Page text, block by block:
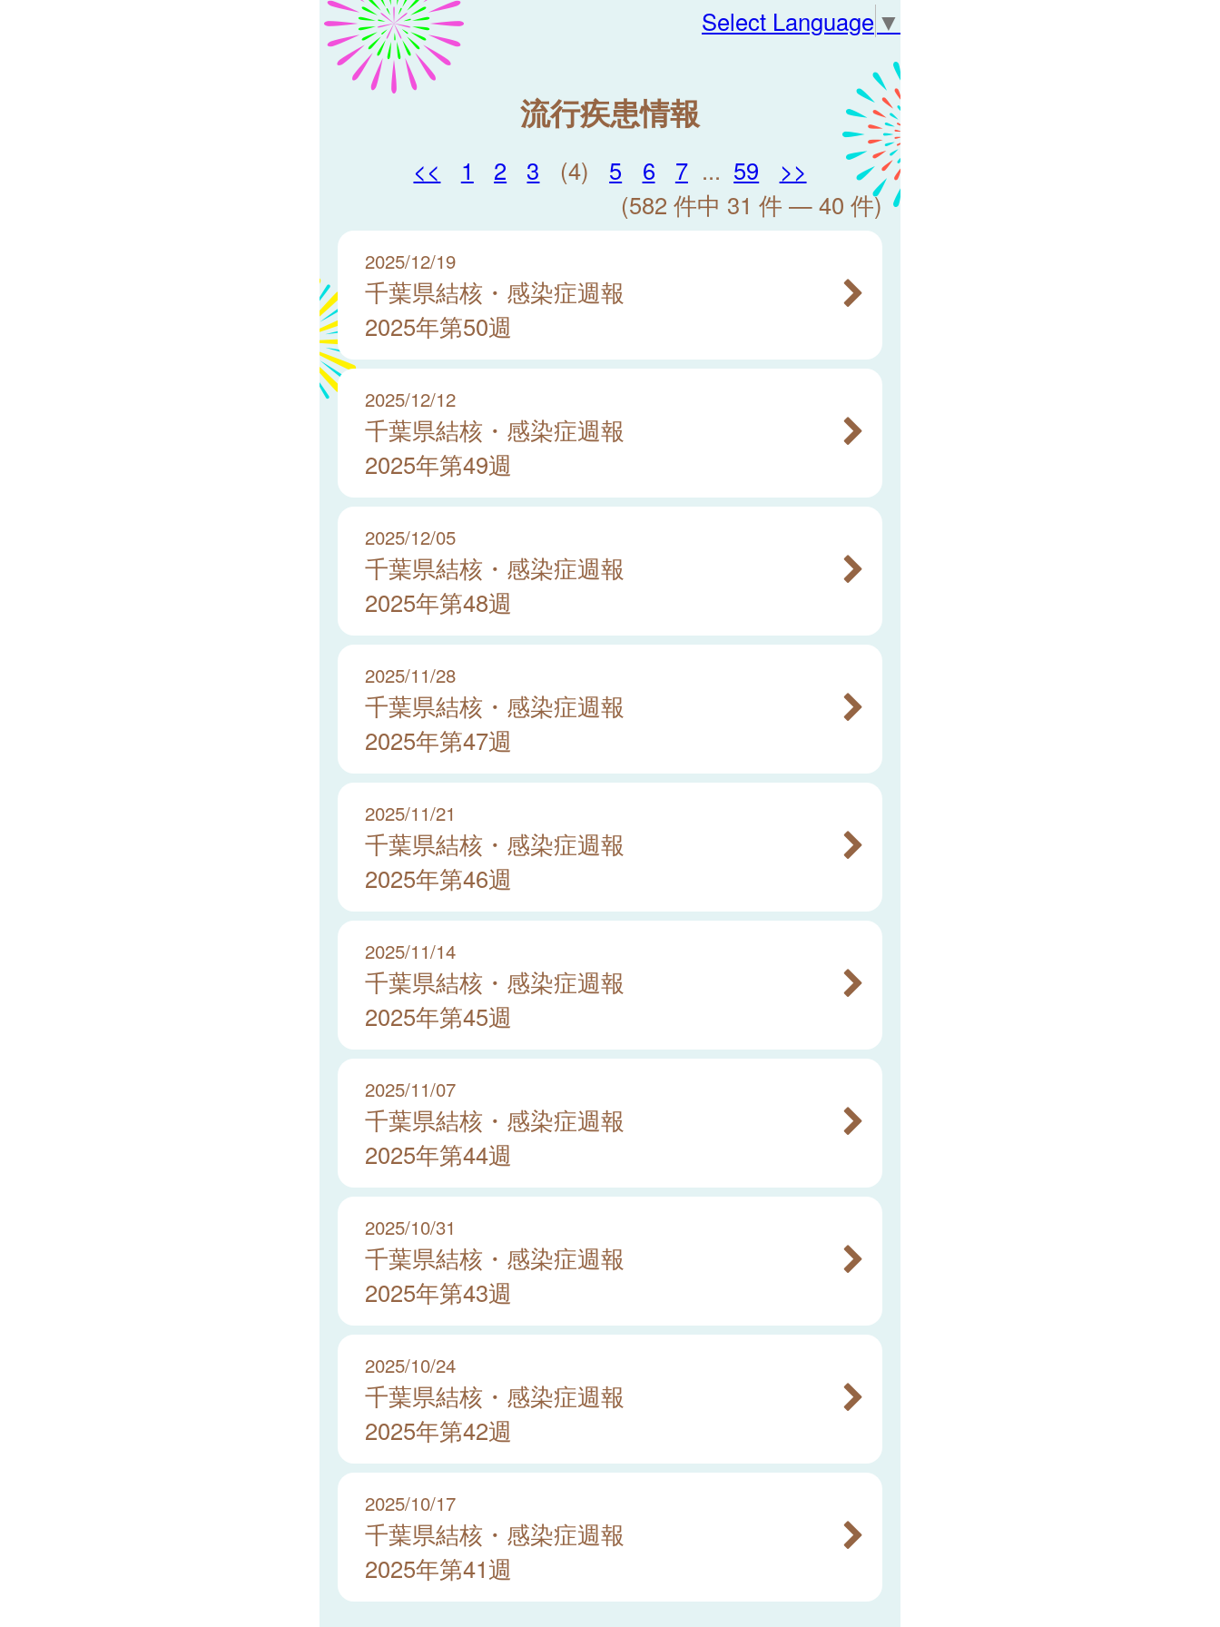
Select Language ▼
流行疾患情報
<< 1 2 3 (4) 5 6 7 ... 59
>>
(582 件中 31 件 — 40 件)
2025/12/19
千葉県結核・感染症週報
2025年第50週
2025/12/12
千葉県結核・感染症週報
2025年第49週
2025/12/05
千葉県結核・感染症週報
2025年第48週
2025/11/28
千葉県結核・感染症週報
2025年第47週
2025/11/21
千葉県結核・感染症週報
2025年第46週
2025/11/14
千葉県結核・感染症週報
2025年第45週
2025/11/07
千葉県結核・感染症週報
2025年第44週
2025/10/31
千葉県結核・感染症週報
2025年第43週
2025/10/24
千葉県結核・感染症週報
2025年第42週
2025/10/17
千葉県結核・感染症週報
2025年第41週